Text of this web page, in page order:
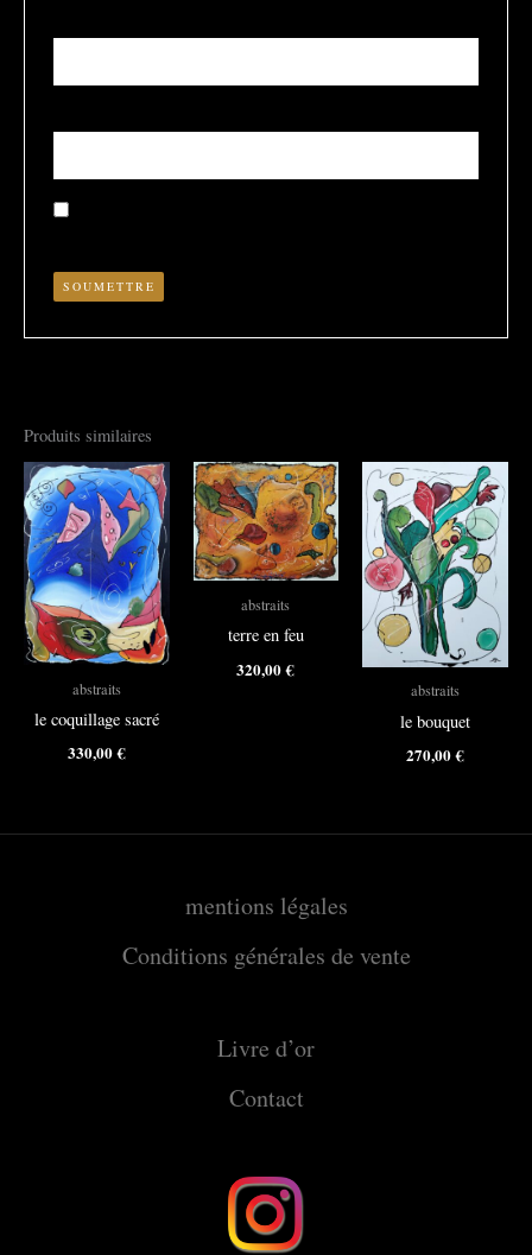
Produits similaires
abstraits
le coquillage sacré
330,00€
abstraits
terre en feu
320,00€
abstraits
le bouquet
270,00€
mentions légales
Conditions générales de vente
Livre d’or
Contact